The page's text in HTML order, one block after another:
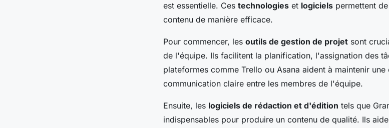
est essentielle. Ces technologies et logiciels permettent
contenu de manière efficace.
Pour commencer, les outils de gestion de projet sont
de l'équipe. Ils facilitent la planification, l'assignation des
plateformes comme Trello ou Asana aident à maintenir
communication claire entre les membres de l'équipe.
Ensuite, les logiciels de rédaction et d'édition tels que
indispensables pour produire un contenu de qualité. Ils